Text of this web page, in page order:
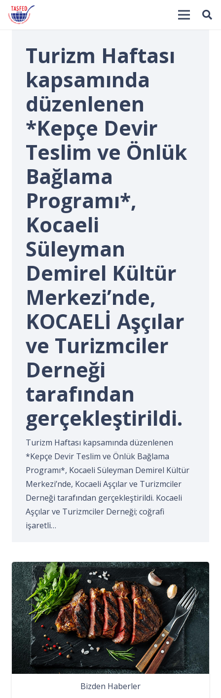
Turizm Haftası
kapsamında
düzenlenen
*Kepçe Devir
Teslim ve Önlük
Bağlama
Programı*,
Kocaeli
Süleyman
Demirel Kültür
Merkezi’nde,
KOCAELİ Aşçılar
ve Turizmciler
Derneği
tarafından
gerçekleştirildi.
Turizm Haftası kapsamında düzenlenen
*Kepçe Devir Teslim ve Önlük Bağlama
Programı*, Kocaeli Süleyman Demirel Kültür
Merkezi’nde, Kocaeli Aşçılar ve Turizmciler
Derneği tarafından gerçekleştirildi. Kocaeli
Aşçılar ve Turizmciler Derneği; coğrafi
işaretli…
Bizden Haberler